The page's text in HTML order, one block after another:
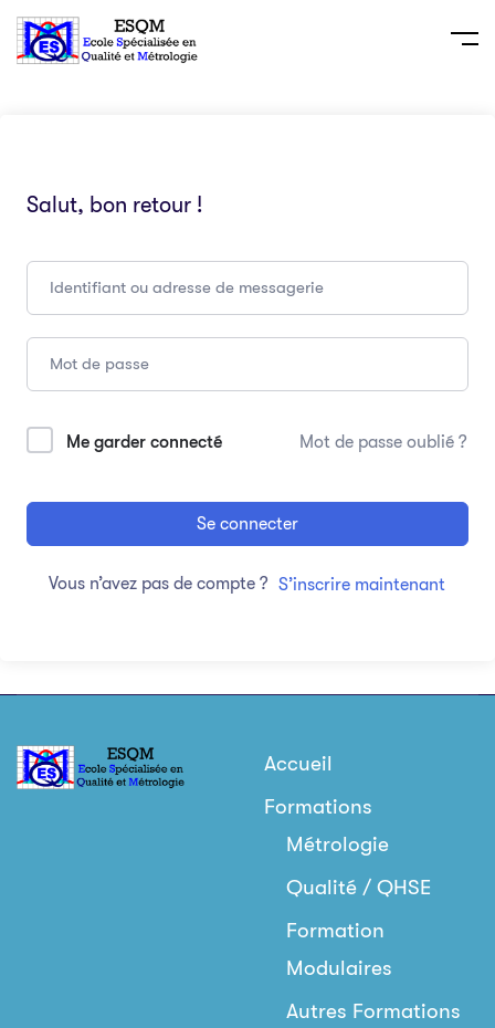
Salut, bon retour !
Me garder connecté Mot de passe oublié ?
Se connecter
Vous n’avez pas de compte ? S’inscrire maintenant
Accueil
Formations
Métrologie
Qualité / QHSE
Formation
Modulaires
Autres Formations